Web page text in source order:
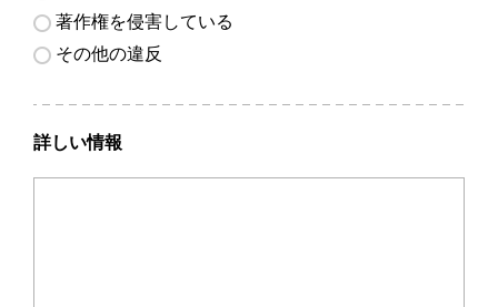
著作権を侵害している
その他の違反
詳しい情報